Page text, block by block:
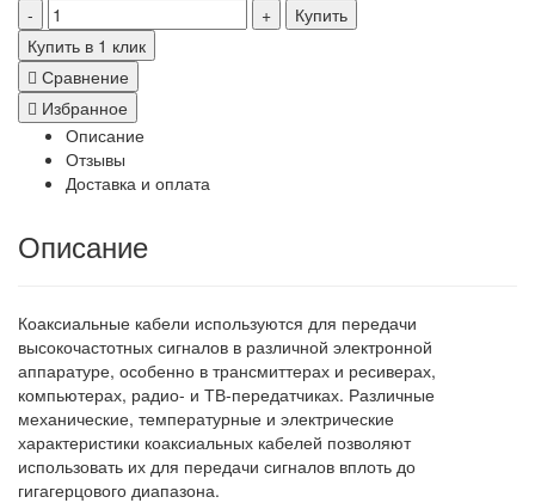
Купить
Купить в 1 клик
Сравнение
Избранное
Описание
Отзывы
Доставка и оплата
Описание
Коаксиальные кабели используются для передачи
высокочастотных сигналов в различной электронной
аппаратуре, особенно в трансмиттерах и ресиверах,
компьютерах, радио- и ТВ-передатчиках. Различные
механические, температурные и электрические
характеристики коаксиальных кабелей позволяют
использовать их для передачи сигналов вплоть до
гигагерцового диапазона.